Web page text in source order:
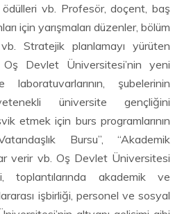
vb. Profesör, doçent, baş
için yarışmaları düzenler, bölüm
vb. Stratejik planlamayı yürüten
Devlet Üniversitesi’nin yeni
şubelerinin
üniversite gençliğini
etmek için burs programlarının
Bursu”, “Akademik
verir vb. Oş Devlet Üniversitesi
toplantılarında akademik ve
işbirliği, personel ve sosyal